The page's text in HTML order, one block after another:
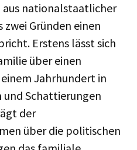
nationalstaatlicher
zwei Gründen einen
Erstens lässt sich
über einen
Jahrhundert in
und Schattierungen
der
über die politischen